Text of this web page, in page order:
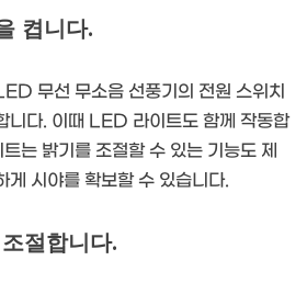
켭니다.
무선 무소음 선풍기의 전원 스위치
니다. 이때 LED 라이트도 함께 작동합
는 밝기를 조절할 수 있는 기능도 제
게 시야를 확보할 수 있습니다.
절합니다.